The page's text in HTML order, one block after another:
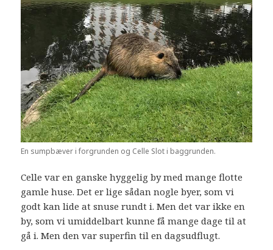
En sumpbæver i forgrunden og Celle Slot i baggrunden.
Celle var en ganske hyggelig by med mange flotte
gamle huse. Det er lige sådan nogle byer, som vi
godt kan lide at snuse rundt i. Men det var ikke en
by, som vi umiddelbart kunne få mange dage til at
gå i. Men den var superfin til en dagsudflugt.